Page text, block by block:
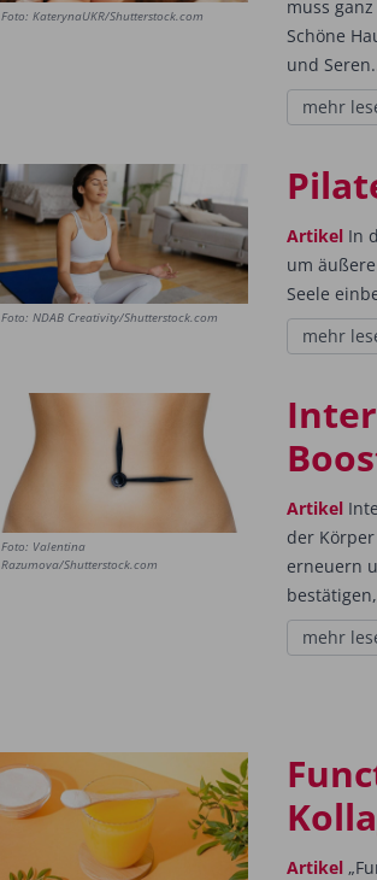
Foto: KaterynaUKR/Shutterstock.com
muss
Schöne
und
mehr
Foto: NDAB Creativity/Shutterstock.com
Artikel In
um
Seele
mehr
Foto: Valentina
Razumova/Shutterstock.com
Artikel
der
erneuern
mehr
Artikel